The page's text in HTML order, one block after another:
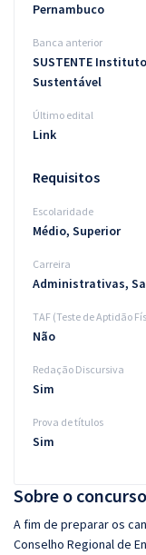
Sobre o concurso
A fim de preparar os
Conselho Regional de
Pernambuco
Banca anterior
SUSTENTE
Sustentável
Último edital
Link
Requisitos
Escolaridade
Médio, Superior
Carreira
Administrativas,
TAF (Teste de Aptidão
Não
Redação Discursiva
Sim
Prova de títulos
Sim